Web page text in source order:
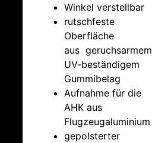
Winkel verstellbar
rutschfeste
Oberfläche
aus geruchsarmem
UV-beständigem
Gummibelag
Aufnahme für die
AHK aus
Flugzeugaluminium
gepolsterter